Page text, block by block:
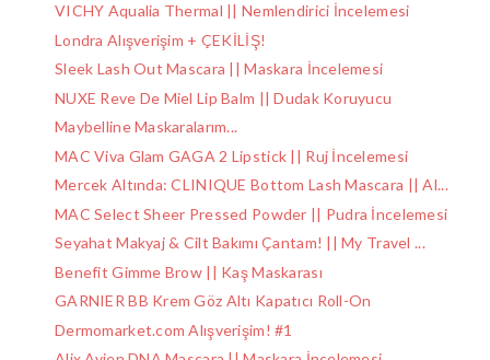
VICHY Aqualia Thermal || Nemlendirici İncelemesi
Londra Alışverişim + ÇEKİLİŞ!
Sleek Lash Out Mascara || Maskara İncelemesi
NUXE Reve De Miel Lip Balm || Dudak Koruyucu
Maybelline Maskaralarım...
MAC Viva Glam GAGA 2 Lipstick || Ruj İncelemesi
Mercek Altında: CLINIQUE Bottom Lash Mascara || Al...
MAC Select Sheer Pressed Powder || Pudra İncelemesi
Seyahat Makyaj & Cilt Bakımı Çantam! || My Travel ...
Benefit Gimme Brow || Kaş Maskarası
GARNIER BB Krem Göz Altı Kapatıcı Roll-On
Dermomarket.com Alışverişim! #1